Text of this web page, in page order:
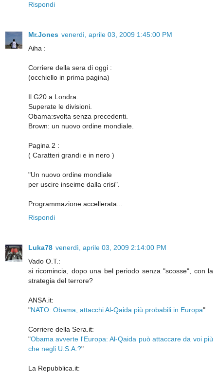
Rispondi
Mr.Jones venerdì, aprile 03, 2009 1:45:00 PM
Aiha :
Corriere della sera di oggi :
(occhiello in prima pagina)
Il G20 a Londra.
Superate le divisioni.
Obama:svolta senza precedenti.
Brown: un nuovo ordine mondiale.
Pagina 2 :
( Caratteri grandi e in nero )
"Un nuovo ordine mondiale
per uscire inseime dalla crisi".
Programmazione accellerata...
Rispondi
Luka78 venerdì, aprile 03, 2009 2:14:00 PM
Vado O.T.:
si ricomincia, dopo una bel periodo senza "scosse", con la
strategia del terrore?
ANSA.it:
"NATO: Obama, attacchi Al-Qaida più probabili in Europa"
Corriere della Sera.it:
"Obama avverte l'Europa: Al-Qaida può attaccare da voi più
che negli U.S.A.?"
La Repubblica.it: